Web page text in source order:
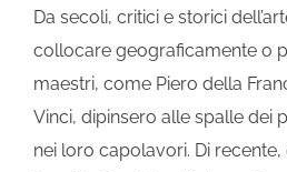
Da secoli, critici e storici
collocare geograficamente o
maestri, come Piero della
Vinci, dipinsero alle spalle dei
nei loro capolavori. Di